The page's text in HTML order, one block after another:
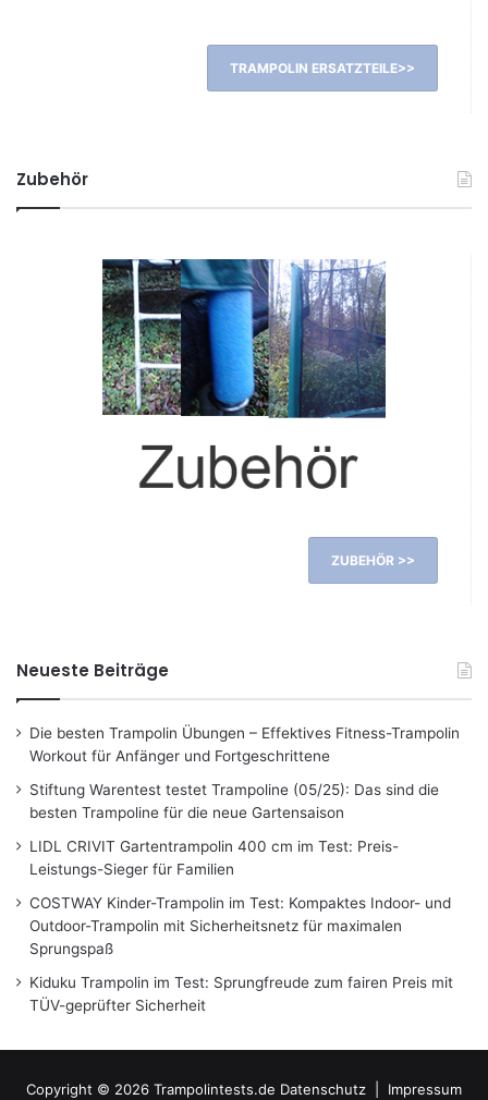
TRAMPOLIN ERSATZTEILE>>
Zubehör
ZUBEHÖR >>
Neueste Beiträge
Die besten Trampolin Übungen – Effektives Fitness-Trampolin
Workout für Anfänger und Fortgeschrittene
Stiftung Warentest testet Trampoline (05/25): Das sind die
besten Trampoline für die neue Gartensaison
LIDL CRIVIT Gartentrampolin 400 cm im Test: Preis-
Leistungs-Sieger für Familien
COSTWAY Kinder-Trampolin im Test: Kompaktes Indoor- und
Outdoor-Trampolin mit Sicherheitsnetz für maximalen
Sprungspaß
Kiduku Trampolin im Test: Sprungfreude zum fairen Preis mit
TÜV-geprüfter Sicherheit
Copyright © 2026 Trampolintests.de Datenschutz Impressum